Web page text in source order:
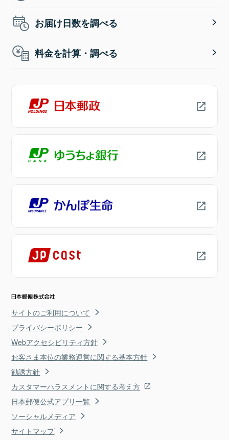
お届け日数を調べる
料金を計算・調べる
サイトのご利用について
プライバシーポリシー
Webアクセシビリティ方針
お客さま本位の業務運営に関する基本方針
勧誘方針
カスタマーハラスメントに関する考え方
日本郵便公式アプリ一覧
ソーシャルメディア
サイトマップ